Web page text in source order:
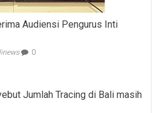
Audiensi Pengurus Inti
0
Jumlah Tracing di Bali masih